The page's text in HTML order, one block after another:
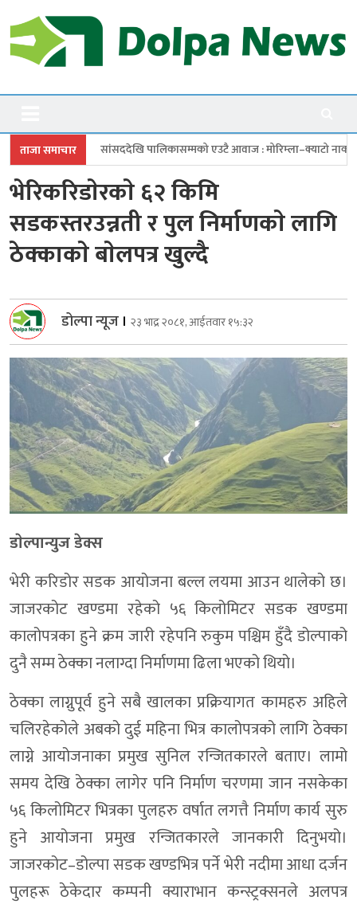
to
content
Dolpanews
ताजा समाचार
पालिकासम्मको एउटै आवाज : मोरिम्ला–क्याटो नाका तत्काल खोल
भेरिकरिडाेरकाे ६२ किमि
सडकस्तरउन्नती र पुल निर्माणकाे लागि
ठेक्काकाे बाेलपत्र खुल्दै
डोल्पा न्यूज । २३ भाद्र २०८१, आईतवार १५:३२
डाेल्पान्युज डेक्स
भेरी करिडोर सडक आयोजना बल्ल लयमा आउन थालेको छ।
जाजरकोट खण्डमा रहेको ५६ किलोमिटर सडक खण्डमा
कालोपत्रका हुने क्रम जारी रहेपनि रुकुम पश्चिम हुँदै डोल्पाको
दुनै सम्म ठेक्का नलाग्दा निर्माणमा ढिला भएको थियो।
ठेक्का लाग्नुपूर्व हुने सबै खालका प्रक्रियागत कामहरु अहिले
चलिरहेकोले अबको दुई महिना भित्र कालोपत्रको लागि ठेक्का
लाग्ने आयोजनाका प्रमुख सुनिल रन्जितकारले बताए। लामो
समय देखि ठेक्का लागेर पनि निर्माण चरणमा जान नसकेका
५६ किलोमिटर भित्रका पुलहरु वर्षात लगत्तै निर्माण कार्य सुरु
हुने आयोजना प्रमुख रन्जितकारले जानकारी दिनुभयो।
जाजरकोट–डोल्पा सडक खण्डभित्र पर्ने भेरी नदीमा आधा दर्जन
पुलहरू ठेकेदार कम्पनी क्याराभान कन्स्ट्रक्सनले अलपत्र